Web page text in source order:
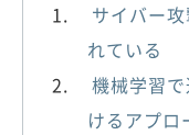
サイバー
れている
機械学習
けるアプロ